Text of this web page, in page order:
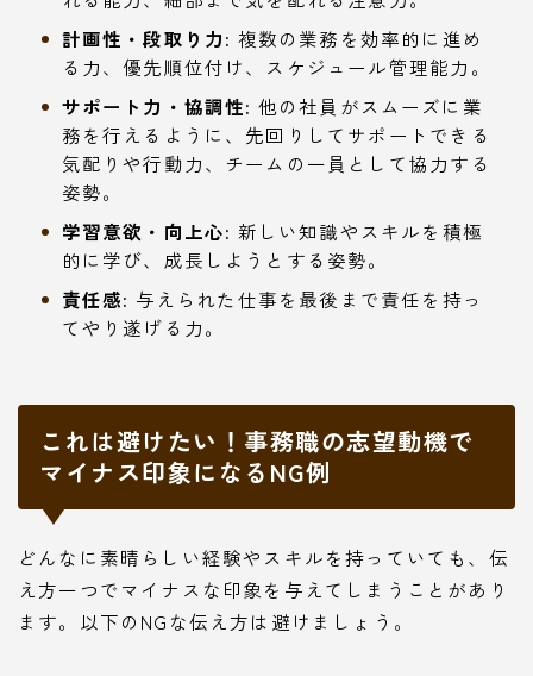
計画性・段取り力: 複数の業務を効率的に進め
る力、優先順位付け、スケジュール管理能力。
サポート力・協調性: 他の社員がスムーズに業
務を行えるように、先回りしてサポートできる
気配りや行動力、チームの一員として協力する
姿勢。
学習意欲・向上心: 新しい知識やスキルを積極
的に学び、成長しようとする姿勢。
責任感: 与えられた仕事を最後まで責任を持っ
てやり遂げる力。
これは避けたい！事務職の志望動機で
マイナス印象になるNG例
どんなに素晴らしい経験やスキルを持っていても、伝
え方一つでマイナスな印象を与えてしまうことがあり
ます。以下のNGな伝え方は避けましょう。